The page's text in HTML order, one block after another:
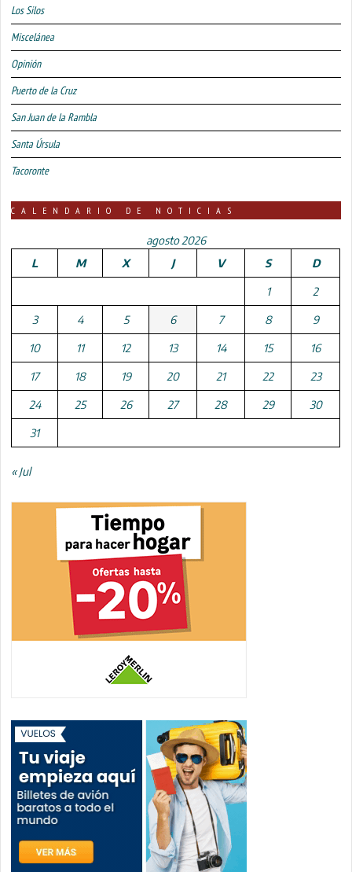
Los Silos
Miscelánea
Opinión
Puerto de la Cruz
San Juan de la Rambla
Santa Úrsula
Tacoronte
CALENDARIO DE NOTICIAS
agosto 2026
L
M X J V S D
1 2
3 4 5 6 7 8 9
10 11 12 13 14 15 16
17 18 19 20 21 22 23
24 25 26 27 28 29 30
31
« Jul